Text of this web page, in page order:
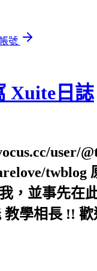
號
Xuite日誌
user/
，並事先在
學相長 !!